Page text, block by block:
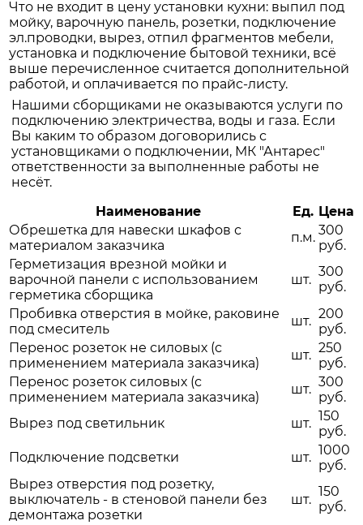
Что не входит в цену установки кухни: выпил под
мойку, варочную панель, розетки, подключение
эл.проводки, вырез, отпил фрагментов мебели,
установка и подключение бытовой техники, всё
выше перечисленное считается дополнительной
работой, и оплачивается по прайс-листу.
Нашими сборщиками не оказываются услуги по
подключению электричества, воды и газа. Если
Вы каким то образом договорились с
установщиками о подключении, МК "Антарес"
ответственности за выполненные работы не
несёт.
Наименование
Ед. Цена
Обрешетка для навески шкафов с
материалом заказчика
п.м. 300
руб.
Герметизация врезной мойки и
варочной панели с использованием
герметика сборщика
шт.
300
руб.
Пробивка отверстия в мойке, раковине
под смеситель
шт. 200
руб.
Перенос розеток не силовых (с
применением материала заказчика)
шт. 250
руб.
Перенос розеток силовых (с
применением материала заказчика)
шт. 300
руб.
Вырез под светильник
шт. 150
руб.
Подключение подсветки
шт. 1000
руб.
Вырез отверстия под розетку,
выключатель - в стеновой панели без
демонтажа розетки
шт.
150
руб.